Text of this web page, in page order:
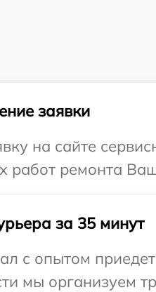
заявки
на сайте
работ ремонта
за 35 минут
с опытом
мы организуем